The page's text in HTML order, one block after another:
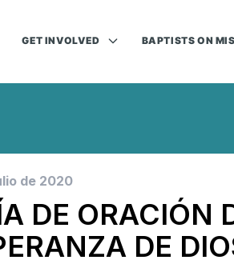
GET INVOLVED BAPTISTS ON
de 2020
DE ORACIÓN
DE